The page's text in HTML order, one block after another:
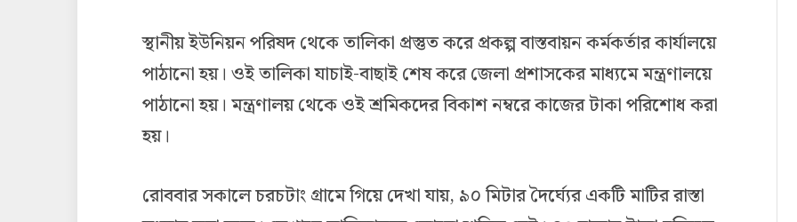
স্থানীয় ইউনিয়ন পরিষদ থেকে তালিকা প্রস্তুত করে প্রকল্প বাস্তবায়ন কর্মকর্তার কার্যালয়ে
পাঠানো হয়। ওই তালিকা যাচাই-বাছাই শেষ করে জেলা প্রশাসকের মাধ্যমে মন্ত্রণালয়ে
পাঠানো হয়। মন্ত্রণালয় থেকে ওই শ্রমিকদের বিকাশ নম্বরে কাজের টাকা পরিশোধ করা
হয়।
রোববার সকালে চরচটাং গ্রামে গিয়ে দেখা যায়, ৯০ মিটার দৈর্ঘ্যের একটি মাটির রাস্তা